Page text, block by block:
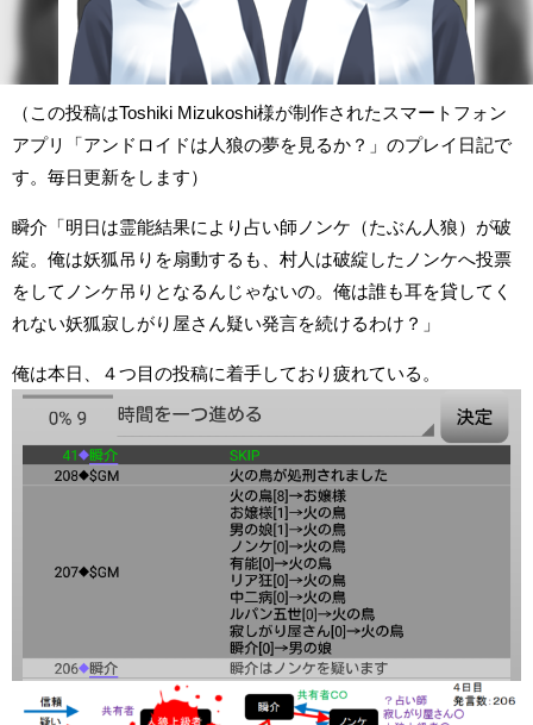
（この投稿はToshiki Mizukoshi様が制作されたスマートフォン
アプリ「アンドロイドは人狼の夢を見るか？」のプレイ日記で
す。毎日更新をします）
瞬介「明日は霊能結果により占い師ノンケ（たぶん人狼）が破
綻。俺は妖狐吊りを扇動するも、村人は破綻したノンケへ投票
をしてノンケ吊りとなるんじゃないの。俺は誰も耳を貸してく
れない妖狐寂しがり屋さん疑い発言を続けるわけ？」
俺は本日、４つ目の投稿に着手しており疲れている。